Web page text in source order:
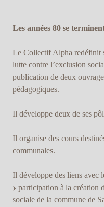
Les années 80 se
Le Collectif Alpha redéfinit
lutte contre l’exclusion
publication de deux
pédagogiques.
Il développe deux de ses
Il organise des cours
communales.
Il développe des liens avec
participation à la création
sociale de la commune de